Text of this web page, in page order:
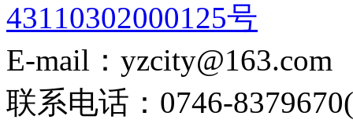
43110302000125号
E-mail：yzcity@163.com
联系电话：0746-